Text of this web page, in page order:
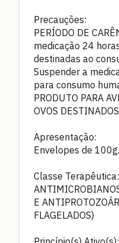
Precauções:
PERÍODO DE
medicação 24
destinadas ao
Suspender a
para consumo
PRODUTO PARA
OVOS
Apresentação:
Envelopes de 100g.
Classe Terapêutica:
E
FLAGELADOS)